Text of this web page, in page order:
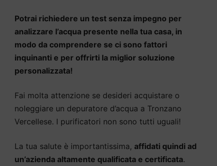
Potrai richiedere un test senza impegno per
analizzare l’acqua presente nella tua casa, in
modo da comprendere se ci sono fattori
inquinanti e per offrirti la miglior soluzione
personalizzata!
Fai molta attenzione se desideri acquistare o
noleggiare un depuratore d’acqua a Tronzano
Vercellese. I purificatori non sono tutti uguali!
La tua salute è importantissima, affidati quindi ad
un’azienda altamente qualificata e certificata.